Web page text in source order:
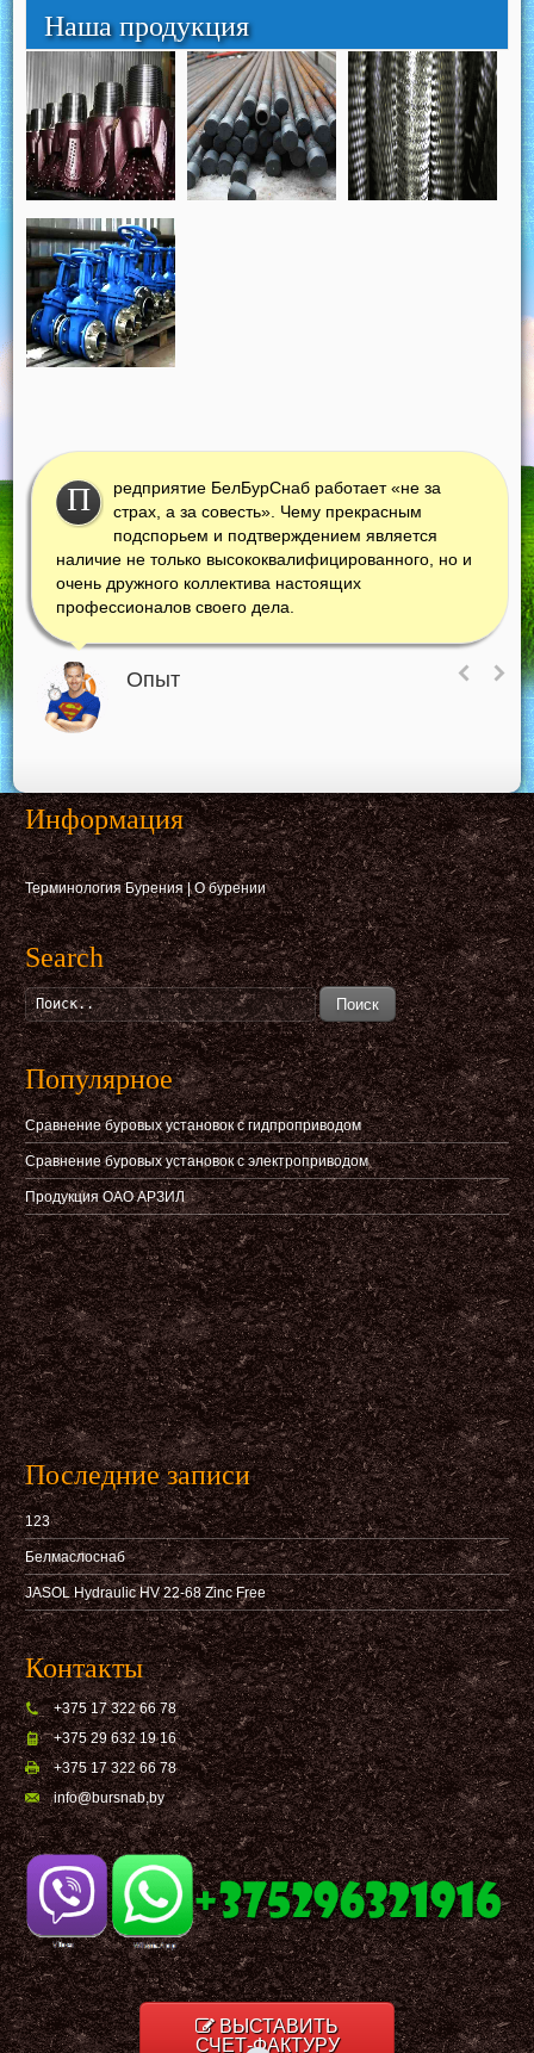
Наша продукция
П
редприятие БелБурСнаб работает «не за
страх, а за совесть». Чему прекрасным
подспорьем и подтверждением является
наличие не только высококвалифицированного, но и
очень дружного коллектива настоящих
профессионалов своего дела.
Опыт
Информация
Терминология Бурения|О бурении
Search
Поиск
Популярное
Сравнение буровых установок с гидпроприводом
Сравнение буровых установок с электроприводом
Продукция ОАО АРЗИЛ
Последние записи
123
Белмаслоснаб
JASOL Hydraulic HV 22-68 Zinc Free
Контакты
+375 17 322 66 78
+375 29 632 19 16
+375 17 322 66 78
info@bursnab,by
ВЫСТАВИТЬ
СЧЕТ-ФАКТУРУ